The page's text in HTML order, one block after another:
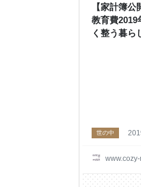
【家計簿
教育費
く整う暮ら
世の中